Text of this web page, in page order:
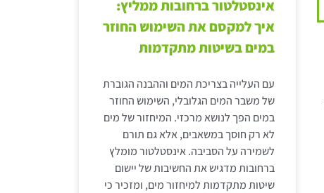
אינסטלטור ברחובות ממליץ:
איך למקסם את השימוש החוזר
במים בשיטות מתקדמות
עם העלייה בצריכת המים וההבנה הגוברת
של משבר המים הגלובלי, השימוש החוזר
במים הפך לנושא מרכזי. המיחזור של מים
לא רק חוסך במשאבים, אלא גם תורם
לשמירה על הסביבה. אינסטלטור מומלץ
ברחובות מדגיש את החשיבות של יישום
שיטות מתקדמות למיחזור מים, ומזכיר כי